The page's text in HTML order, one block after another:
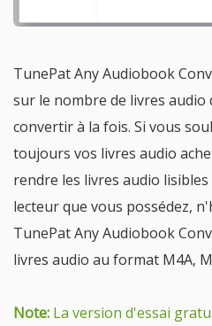
TunePat Any Audiobook
sur le nombre de livres audio
convertir à la fois. Si vous
toujours vos livres audio
rendre les livres audio
lecteur que vous possédez,
TunePat Any Audiobook
livres audio au format M4A,
Note: La version d'essai